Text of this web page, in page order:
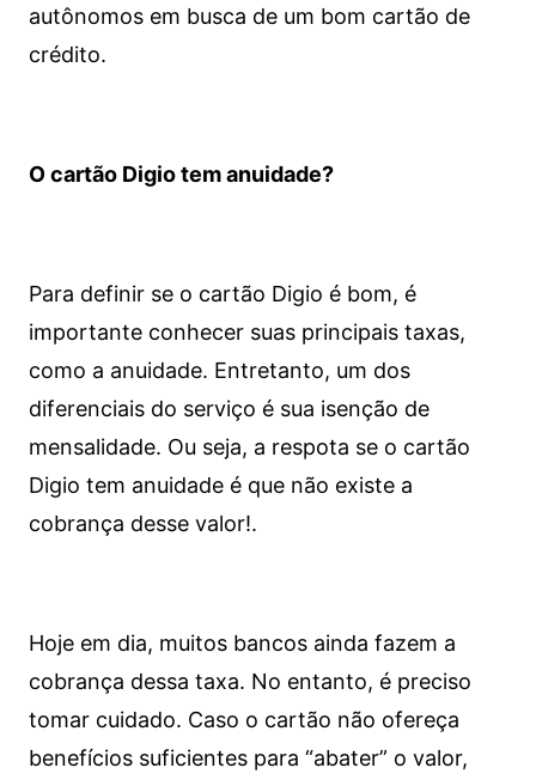
autônomos em busca de um bom cartão de
crédito.
O cartão Digio tem anuidade?
Para definir se o cartão Digio é bom, é
importante conhecer suas principais taxas,
como a anuidade. Entretanto, um dos
diferenciais do serviço é sua isenção de
mensalidade. Ou seja, a respota se o cartão
Digio tem anuidade é que não existe a
cobrança desse valor!.
Hoje em dia, muitos bancos ainda fazem a
cobrança dessa taxa. No entanto, é preciso
tomar cuidado. Caso o cartão não ofereça
benefícios suficientes para “abater” o valor,